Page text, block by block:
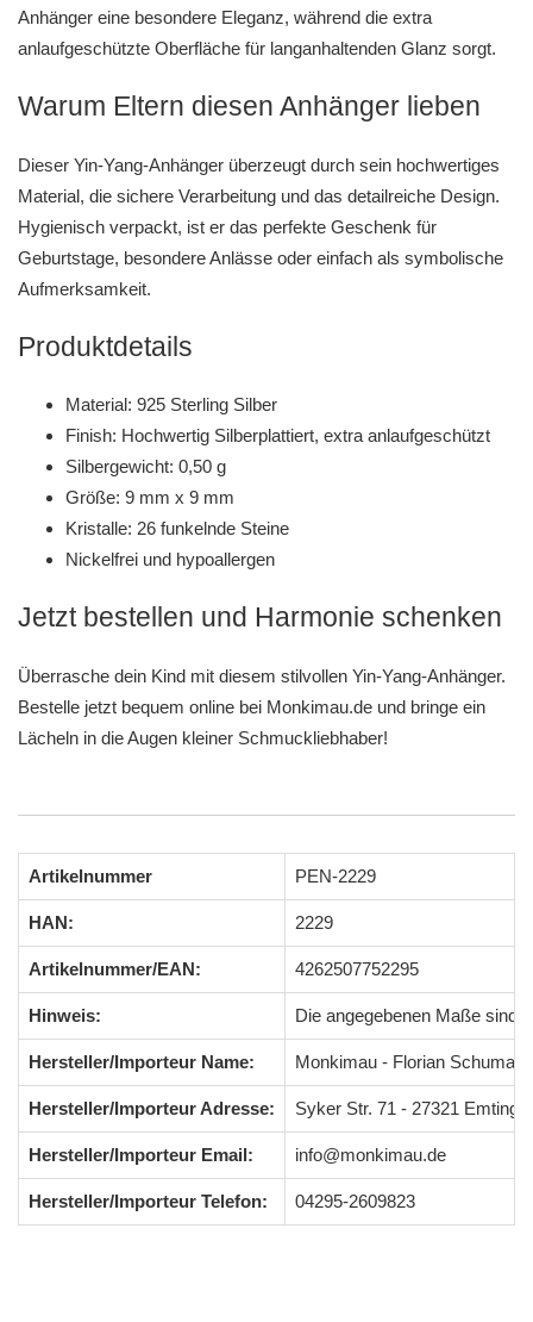
Anhänger eine besondere Eleganz, während die extra
anlaufgeschützte Oberfläche für langanhaltenden Glanz sorgt.
Warum Eltern diesen Anhänger lieben
Dieser Yin-Yang-Anhänger überzeugt durch sein hochwertiges
Material, die sichere Verarbeitung und das detailreiche Design.
Hygienisch verpackt, ist er das perfekte Geschenk für
Geburtstage, besondere Anlässe oder einfach als symbolische
Aufmerksamkeit.
Produktdetails
Material: 925 Sterling Silber
Finish: Hochwertig Silberplattiert, extra anlaufgeschützt
Silbergewicht: 0,50 g
Größe: 9 mm x 9 mm
Kristalle: 26 funkelnde Steine
Nickelfrei und hypoallergen
Jetzt bestellen und Harmonie schenken
Überrasche dein Kind mit diesem stilvollen Yin-Yang-Anhänger.
Bestelle jetzt bequem online bei Monkimau.de und bringe ein
Lächeln in die Augen kleiner Schmuckliebhaber!
Artikelnummer PEN-2229
HAN: 2229
Artikelnummer/EAN: 4262507752295
Hinweis: Die angegebenen Maße sind
Hersteller/Importeur Name: Monkimau - Florian
Hersteller/Importeur Adresse: Syker Str. 71 - 27321
Hersteller/Importeur Email: info@monkimau.de
Hersteller/Importeur Telefon: 04295-2609823